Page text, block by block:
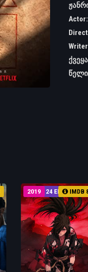
Actor:
24 EP
2019 IMDB